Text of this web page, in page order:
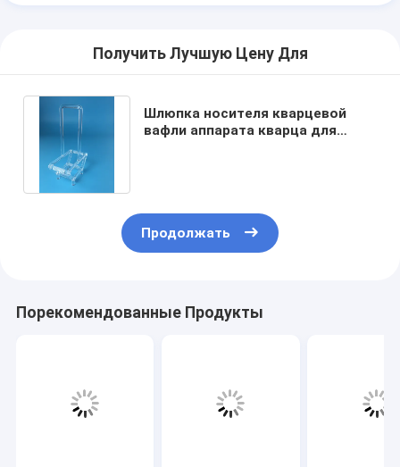
Получить Лучшую Цену Для
Шлюпка носителя кварцевой
вафли аппарата кварца для
Продолжать
Порекомендованные Продукты